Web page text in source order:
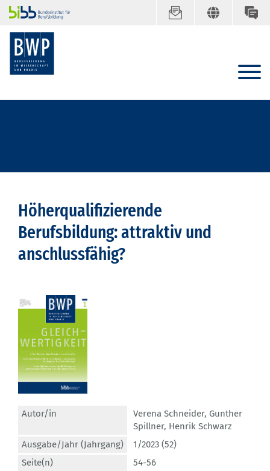
Höherqualifizierende
Berufsbildung: attraktiv und
anschlussfähig?
Autor/in Verena Schneider, Gunther
Spillner, Henrik Schwarz
Ausgabe/Jahr (Jahrgang)
1/2023 (52)
Seite(n)
54-56